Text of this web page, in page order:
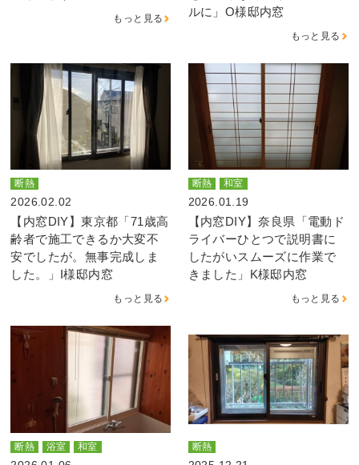
もっと見る
ルに」O様邸内窓
もっと見る
断熱
2026.02.02
【内窓DIY】東京都「71歳高
齢者で施工できるか大変不
安でしたが。無事完成しま
した。」I様邸内窓
もっと見る
断熱 和室
2026.01.19
【内窓DIY】奈良県「電動ド
ライバーひとつで説明書に
したがいスムーズに作業で
きました」K様邸内窓
もっと見る
断熱 浴室 和室 断熱